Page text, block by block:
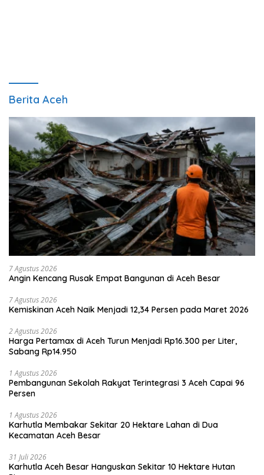
Berita Aceh
7 Agustus 2026
Angin Kencang Rusak Empat Bangunan di Aceh Besar
7 Agustus 2026
Kemiskinan Aceh Naik Menjadi 12,34 Persen pada Maret 2026
2 Agustus 2026
Harga Pertamax di Aceh Turun Menjadi Rp16.300 per Liter,
Sabang Rp14.950
1 Agustus 2026
Pembangunan Sekolah Rakyat Terintegrasi 3 Aceh Capai 96
Persen
1 Agustus 2026
Karhutla Membakar Sekitar 20 Hektare Lahan di Dua
Kecamatan Aceh Besar
31 Juli 2026
Karhutla Aceh Besar Hanguskan Sekitar 10 Hektare Hutan